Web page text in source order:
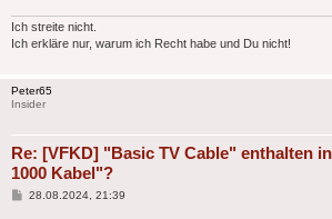
Ich streite nicht.
Ich erkläre nur, warum ich Recht habe und Du nicht!
Peter65
Insider
Re: [VFKD] "Basic TV Cable" enthalten
1000 Kabel"?
Beitrag
28.08.2024, 21:39